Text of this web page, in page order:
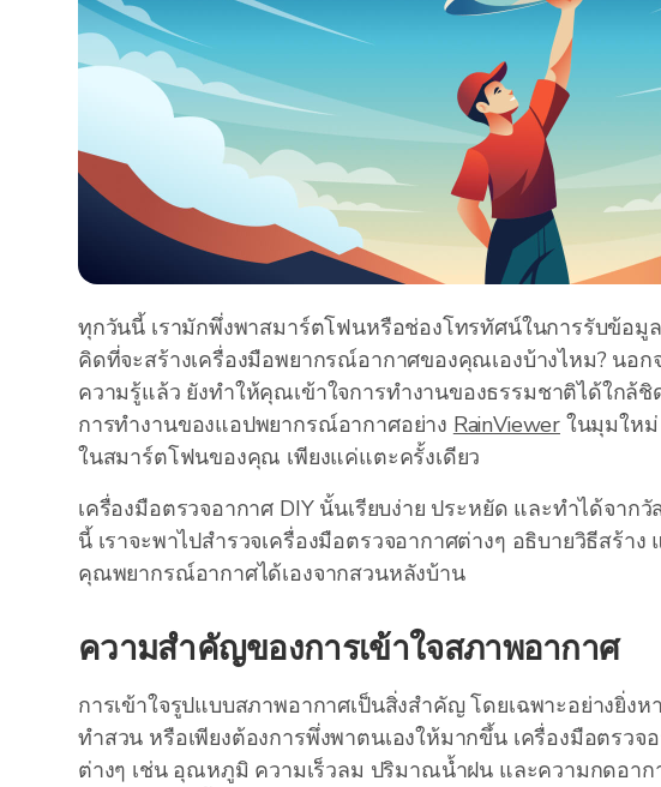
ทุกวันนี้ เรามักพึ่งพาสมาร์ตโฟนหรือช่องโทรทัศน์ในการรับข้อ
คิดที่จะสร้างเครื่องมือพยากรณ์อากาศของคุณเองบ้างไหม? นอ
ความรู้แล้ว ยังทำให้คุณเข้าใจการทำงานของธรรมชาติได้ใกล้
การทำงานของแอปพยากรณ์อากาศอย่าง RainViewerในมุมใหม่
ในสมาร์ตโฟนของคุณ เพียงแค่แตะครั้งเดียว
เครื่องมือตรวจอากาศ DIY นั้นเรียบง่าย ประหยัด และทำได้จาก
นี้ เราจะพาไปสำรวจเครื่องมือตรวจอากาศต่างๆ อธิบายวิธีสร้า
คุณพยากรณ์อากาศได้เองจากสวนหลังบ้าน
ความสำคัญของการเข้าใจสภาพอากาศ
การเข้าใจรูปแบบสภาพอากาศเป็นสิ่งสำคัญ โดยเฉพาะอย่างยิ่ง
ทำสวน หรือเพียงต้องการพึ่งพาตนเองให้มากขึ้น เครื่องมือตรว
ต่างๆ เช่น อุณหภูมิ ความเร็วลม ปริมาณน้ำฝน และความกดอา